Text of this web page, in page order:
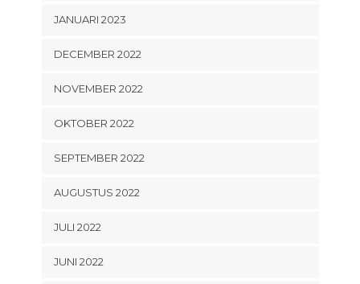
JANUARI 2023
DECEMBER 2022
NOVEMBER 2022
OKTOBER 2022
SEPTEMBER 2022
AUGUSTUS 2022
JULI 2022
JUNI 2022